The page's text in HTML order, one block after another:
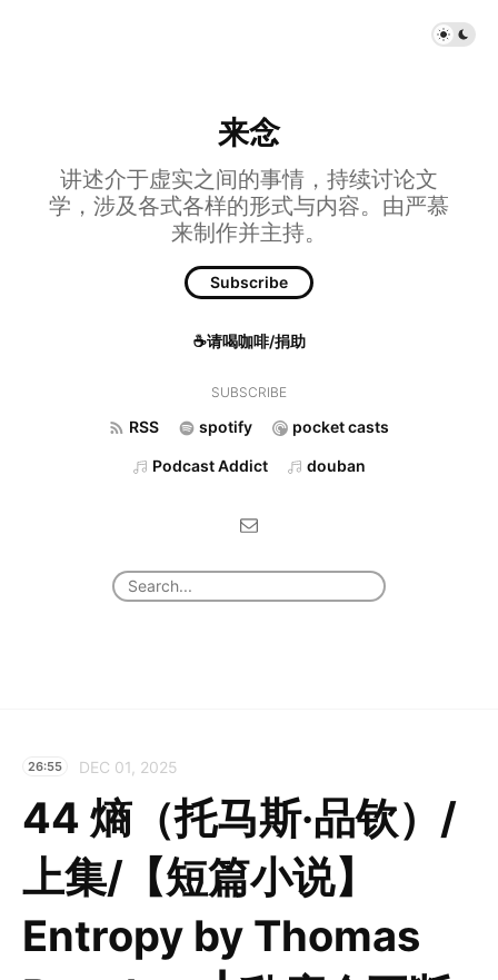
来念
讲述介于虚实之间的事情，持续讨论文
学，涉及各式各样的形式与内容。由严慕
来制作并主持。
Subscribe
☕请喝咖啡/捐助
SUBSCRIBE
RSS spotify pocket casts
Podcast Addict douban
26:55 DEC 01, 2025
44 熵（托马斯·品钦）/
上集/【短篇小说】
Entropy by Thomas